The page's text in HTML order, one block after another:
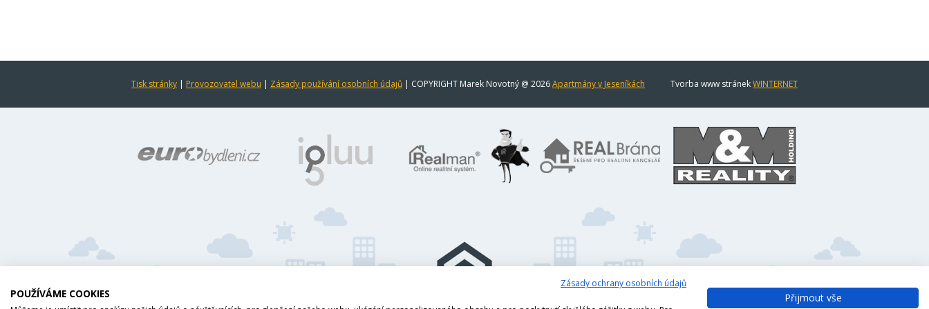
Tisk stránky | Provozovatel webu | Zásady používání osobních údajů | COPYRIGHT Marek Novotný @ 2026Apartmány v Jeseníkách Tvorba www stránekWINTERNET
Zásady ochrany osobních údajů
POUŽÍVÁME COOKIES Přijmout vše